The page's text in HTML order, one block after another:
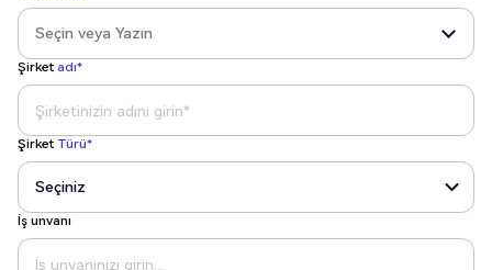
Şirket adı*
Şirket Türü*
İş unvanı